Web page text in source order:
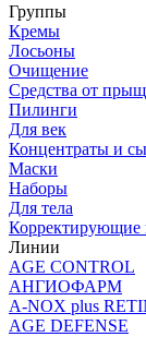
Группы
Кремы
Лосьоны
Очищение
Средства от
Пилинги
Для век
Концентраты и
Маски
Наборы
Для тела
Корректирующие
Линии
AGE CONTROL
АНГИОФАРМ
A-NOX plus
AGE DEFENSE